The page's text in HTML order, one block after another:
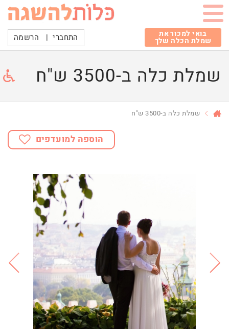
בואי למכור את
שמלת הכלה שלך התחברי | הרשמה
שמלת כלה ב-3500 ש"ח
שמלת כלה ב-3500 ש"ח
הוספה למועדפים